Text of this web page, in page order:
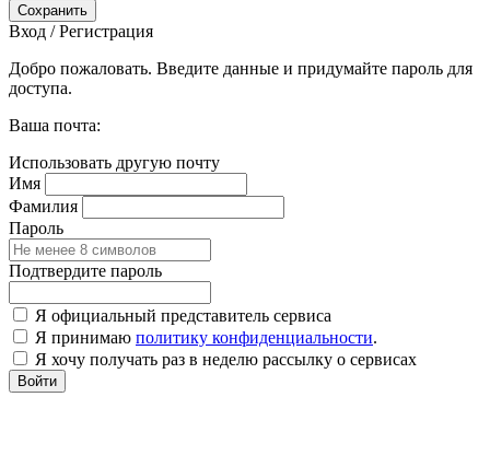
Сохранить
Вход / Регистрация
Добро пожаловать. Введите данные и придумайте пароль для
доступа.
Ваша почта:
Использовать другую почту
Имя
Фамилия
Пароль
Подтвердите пароль
Я официальный представитель сервиса
Я принимаю политику конфиденциальности.
Я хочу получать раз в неделю рассылку о сервисах
Войти